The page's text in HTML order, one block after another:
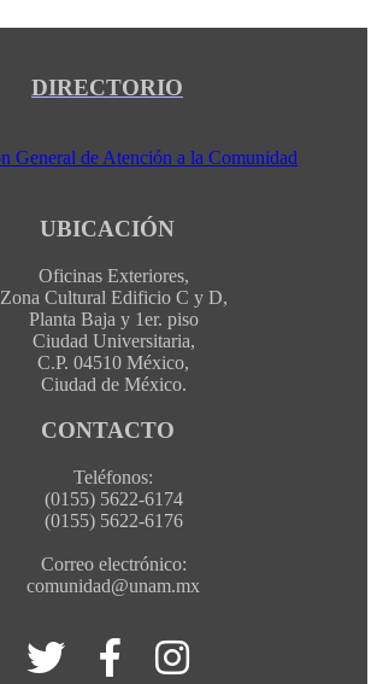
DIRECTORIO
UBICACIÓN
Oficinas Exteriores,
Zona Cultural Edificio C y D,
Planta Baja y 1er. piso
Ciudad Universitaria,
C.P. 04510 México,
Ciudad de México.
CONTACTO
Teléfonos:
(0155) 5622-6174
(0155) 5622-6176
Correo electrónico:
comunidad@unam.mx